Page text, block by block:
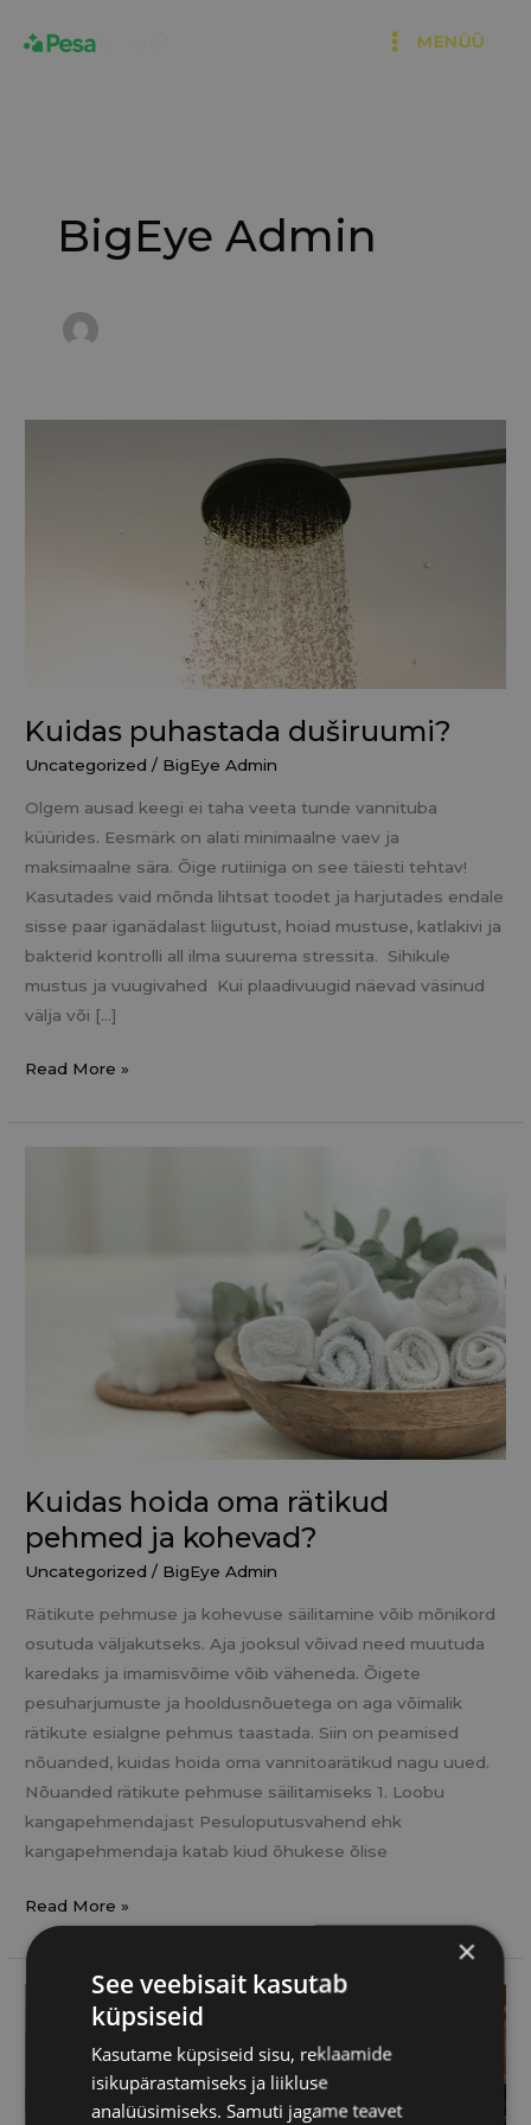
MENÜÜ
BigEye Admin
Kuidas puhastada duširuumi?
Uncategorized / BigEye Admin
Olgem ausad keegi ei taha veeta tunde vannituba
küürides. Eesmärk on alati minimaalne vaev ja
maksimaalne sära. Õige rutiiniga on see täiesti tehtav!
Kasutades vaid mõnda lihtsat toodet ja harjutades endale
sisse paar iganädalast liigutust, hoiad mustuse, katlakivi ja
bakterid kontrolli all ilma suurema stressita. Sihikule
mustus ja vuugivahed Kui plaadivuugid näevad väsinud
välja või […]
Read More »
Kuidas hoida oma rätikud
pehmed ja kohevad?
Uncategorized / BigEye Admin
Rätikute pehmuse ja kohevuse säilitamine võib mõnikord
osutuda väljakutseks. Aja jooksul võivad need muutuda
karedaks ja imamisvõime võib väheneda. Õigete
pesuharjumuste ja hooldusnõuetega on aga võimalik
rätikute esialgne pehmus taastada. Siin on peamised
nõuanded, kuidas hoida oma vannitoarätikud nagu uued.
Nõuanded rätikute pehmuse säilitamiseks 1. Loobu
kangapehmendajast Pesuloputusvahend ehk
kangapehmendaja katab kiud õhukese õlise
Read More »
kemikaalivabalt
×
See veebisait kasutab
küpsiseid
Kasutame küpsiseid sisu, reklaamide
isikupärastamiseks ja liikluse
analüüsimiseks. Samuti jagame teavet